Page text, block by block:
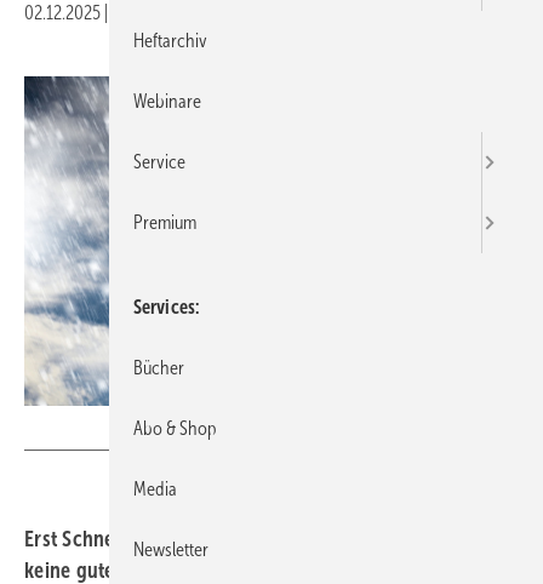
02.12.2025
Erst Schnee oder Regen, dann klirrende Kälte. Das ist
keine gute Kombination für Menschen, die ihren
Heftarchiv
Webinare
Service
Premium
Services
Bücher
Abo & Shop
Media
Newsletter